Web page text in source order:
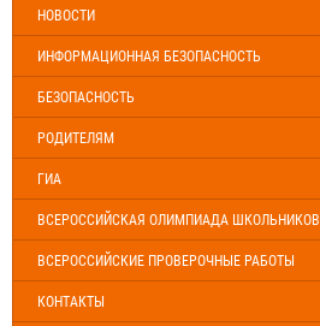
НОВОСТИ
ИНФОРМАЦИОННАЯ БЕЗОПАСНОСТЬ
БЕЗОПАСНОСТЬ
РОДИТЕЛЯМ
ГИА
ВСЕРОССИЙСКАЯ ОЛИМПИАДА ШКОЛЬНИКОВ
ВСЕРОССИЙСКИЕ ПРОВЕРОЧНЫЕ РАБОТЫ
КОНТАКТЫ